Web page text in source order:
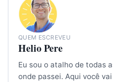
QUEM ESCREVEU
Helio Pere
Eu sou o atalho de todas
onde passei. Aqui você